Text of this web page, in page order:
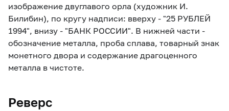
изображение двуглавого орла (художник И.
Билибин), по кругу надписи: вверху - "25 РУБЛЕЙ
1994", внизу - "БАНК РОССИИ". В нижней части -
обозначение металла, проба сплава, товарный знак
монетного двора и содержание драгоценного
металла в чистоте.
Реверс